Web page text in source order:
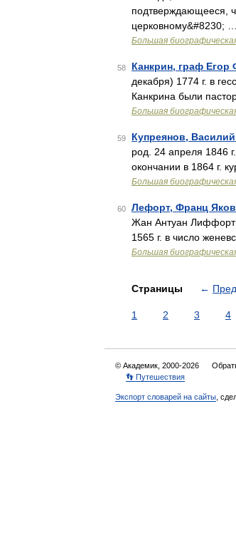
подтверждающееся,
церковному&#8230; …
Большая
58 Канкрин, граф Егор
декабря) 1774 г. в
Канкрина были
Большая
59 Купреянов,
род. 24 апреля 1846
окончании в 1864 г.
Большая
60 Лефорт, Франц
Жан Антуан
1565 г. в число
Большая
Страницы ←
1 2 3 4
© Академик, 2000-2026
👣 Путешествия
Экспорт словарей на сайты ,